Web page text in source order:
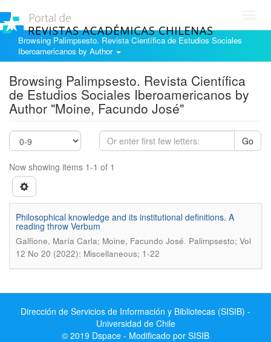
Browsing Palimpsesto. Revista Científica de Estudios Sociales
Iberoamericanos by Author
Browsing Palimpsesto. Revista Científica
de Estudios Sociales Iberoamericanos by
Author "Moine, Facundo José"
Go
Now showing items 1-1 of 1
Philosophical knowledge and its institutional definitions. A
reading throw Verbum
Galfione, María Carla; Moine, Facundo José. Palimpsesto; Vol
12 No 20 (2022): Miscellaneous; 1-22
Dirección de Servicios de Información y Bibliotecas (SISIB) -
Universidad de Chile
© 2019 Dspace - Modificado por SISIB